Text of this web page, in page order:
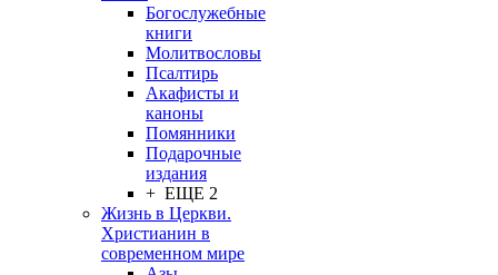
Богослужебные
книги
Молитвословы
Псалтирь
Акафисты и
каноны
Помянники
Подарочные
издания
+ ЕЩЕ 2
Жизнь в Церкви.
Христианин в
современном мире